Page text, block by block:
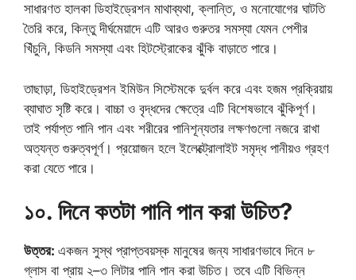
সাধারণত হালকা ডিহাইড্রেশন মাথাব্যথা, ক্লান্তি, ও মনোযোগের ঘাটতি
তৈরি করে, কিন্তু দীর্ঘমেয়াদে এটি আরও গুরুতর সমস্যা যেমন পেশীর
খিঁচুনি, কিডনি সমস্যা এবং হিটস্ট্রোকের ঝুঁকি বাড়াতে পারে।
তাছাড়া, ডিহাইড্রেশন ইমিউন সিস্টেমকে দুর্বল করে এবং হজম প্রক্রিয়ায়
ব্যাঘাত সৃষ্টি করে। বাচ্চা ও বৃদ্ধদের ক্ষেত্রে এটি বিশেষভাবে ঝুঁকিপূর্ণ।
তাই পর্যাপ্ত পানি পান এবং শরীরের পানিশূন্যতার লক্ষণগুলো নজরে রাখা
অত্যন্ত গুরুত্বপূর্ণ। প্রয়োজন হলে ইলেক্ট্রোলাইট সমৃদ্ধ পানীয়ও গ্রহণ
করা যেতে পারে।
১০. দিনে কতটা পানি পান করা উচিত?
উত্তর: একজন সুস্থ প্রাপ্তবয়স্ক মানুষের জন্য সাধারণভাবে দিনে ৮
গ্লাস বা প্রায় ২–৩ লিটার পানি পান করা উচিত। তবে এটি বিভিন্ন